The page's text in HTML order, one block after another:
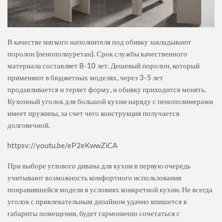
В качестве мягкого наполнителя под обивку закладывают
поролон (пенополиуретан). Срок службы качественного
материала составляет 8-10 лет. Дешевый поролон, который
применяют в бюджетных моделях, через 3-5 лет
продавливается и теряет форму, и обивку приходится менять.
Кухонный уголок для большой кухни наряду с пенополимерами
имеет пружины, за счет чего конструкция получается
долговечной.
httpsv://youtu.be/eP2eKwwZiCA
При выборе углового дивана для кухни в первую очередь
учитывают возможность комфортного использования
понравившейся модели в условиях конкретной кухни. Не всегда
уголок с привлекательным дизайном удачно впишется в
габариты помещения, будет гармонично сочетаться с